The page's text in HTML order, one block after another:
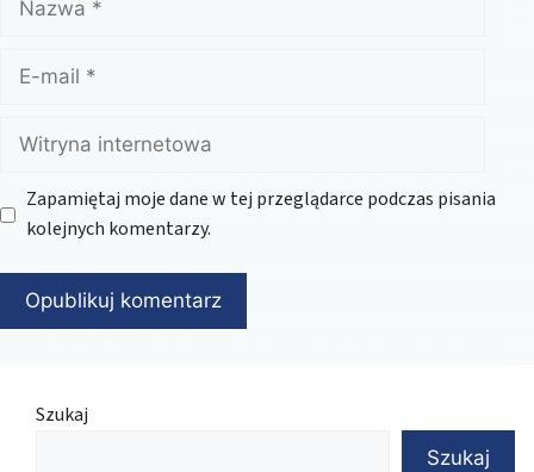
mail
Witryna
internetowa
Zapamiętaj moje dane w tej przeglądarce podczas pisania
kolejnych komentarzy.
Szukaj
Szukaj